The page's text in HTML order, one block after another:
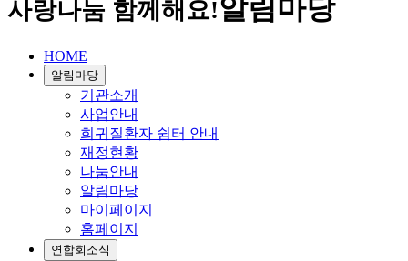
사랑나눔 함께해요!알림마당
HOME
알림마당
기관소개
사업안내
희귀질환자 쉼터 안내
재정현황
나눔안내
알림마당
마이페이지
홈페이지
연합회소식